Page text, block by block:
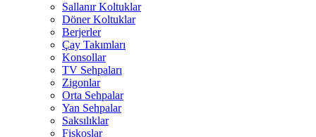
Sallanır Koltuklar
Döner Koltuklar
Berjerler
Çay Takımları
Konsollar
TV Sehpaları
Zigonlar
Orta Sehpalar
Yan Sehpalar
Saksılıklar
Fiskoslar